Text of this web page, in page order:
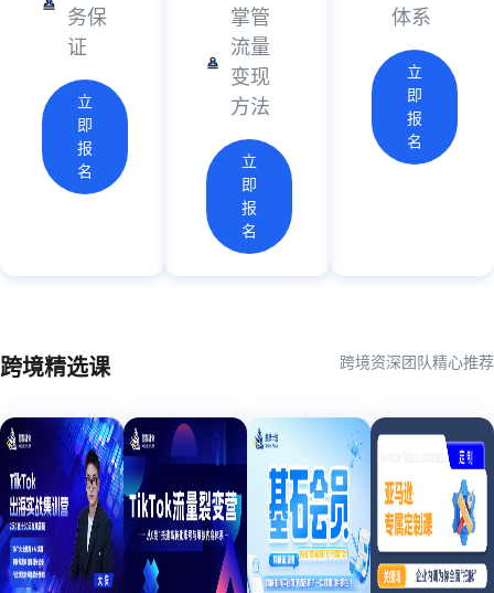
务保
证
立
即
报
名
掌管
流量
变现
方法
立
即
报
名
体系
立
即
报
名
跨境精选课 跨境资深团队精心推荐